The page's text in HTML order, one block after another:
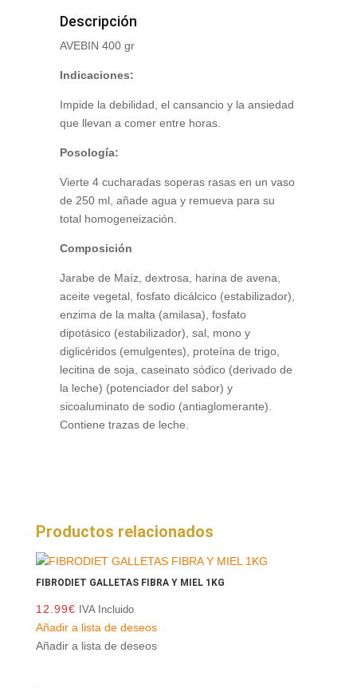
Descripción
AVEBIN 400 gr
Indicaciones:
Impide la debilidad, el cansancio y la ansiedad
que llevan a comer entre horas.
Posología:
Vierte 4 cucharadas soperas rasas en un vaso
de 250 ml, añade agua y remueva para su
total homogeneización.
Composición
Jarabe de Maíz, dextrosa, harina de avena,
aceite vegetal, fosfato dicálcico (estabilizador),
enzima de la malta (amilasa), fosfato
dipotásico (estabilizador), sal, mono y
diglicéridos (emulgentes), proteína de trigo,
lecitina de soja, caseinato sódico (derivado de
la leche) (potenciador del sabor) y
sicoaluminato de sodio (antiaglomerante).
Contiene trazas de leche.
Productos relacionados
FIBRODIET GALLETAS FIBRA Y MIEL 1KG
12.99€ IVA Incluido
Añadir a lista de deseos
Añadir a lista de deseos